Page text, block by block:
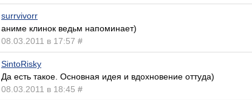
surrvivorr
аниме клинок ведьм напоминает)
08.03.2011 в 17:57 #
SintoRisky
Да есть такое. Основная идея и вдохновение оттуда)
08.03.2011 в 18:45 #